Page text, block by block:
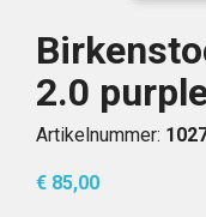
2.0
Artikelnummer:
€ 85,00